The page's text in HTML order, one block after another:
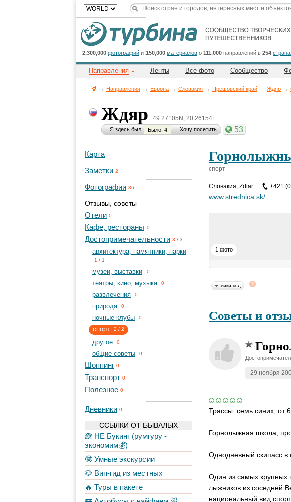
2,300,000 фотографий и 150,000 материалов о 111,000 направлений в 254
Направления Ленты Все фото Сообщество
→ Направления → Европа → Словакия → Прешовский край → Ждяр →
Ждяр 49.27105N, 20.26154E
Я здесь был Было: 4 Хочу посетить 53
Карта
Заметки 2
Фотографии 36
Отзывы, советы
Отели 0
Кафе, рестораны 0
Достопримечательности 3 / 3
архитектура, памятники, парки
1 / 1
музеи, выставки 0
театры, кино, музыка 0
развлечения 0
природа 0
ночные клубы 0
спорт 2 / 2
другое 0
общие советы 0
Шоппинг 0
Транспорт 0
Полезное 0
Дневники 0
ССЫЛКИ ОТ БЫВАЛЫХ
🙈 НЕ Букинг (румгуру -
экономим💰)
🤓 Умные экскурсии
🐶 Вип-гид из местных
🔥 Туры в пакете
спорт
Словакия, Zdiar +421
www.strednica.sk/
1 фото
вики-код
Советы и
29 ноября
Трассы: семь синих, от
Горнолыжная школа,
Однодневный скипасс в
Один из самых крупных
лыжников из соседней
национальный вид